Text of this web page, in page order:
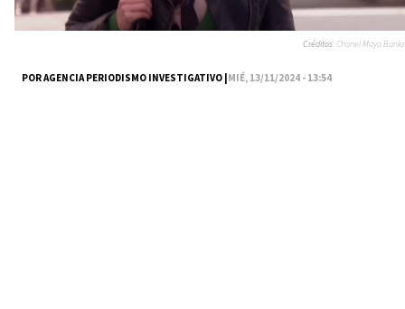
POR AGENCIA PERIODISMO INVESTIGATIVO |MIÉ, 13/11/2024 - 13:54
Créditos:Chanel Maya Banks